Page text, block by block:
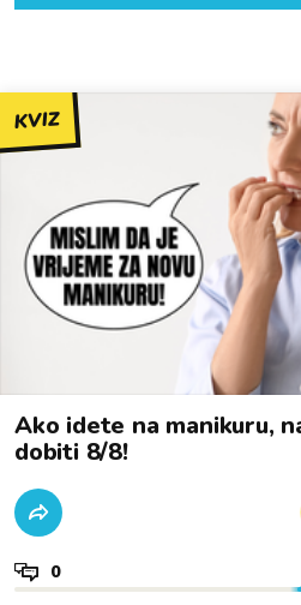
KVIZ
Ako idete na manikuru,
dobiti 8/8!
0